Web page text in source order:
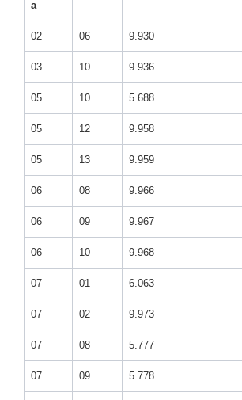
a
02 06 9.930
03 10 9.936
05 10 5.688
05 12 9.958
05 13 9.959
06 08 9.966
06 09 9.967
06 10 9.968
07 01 6.063
07 02 9.973
07 08 5.777
07 09 5.778